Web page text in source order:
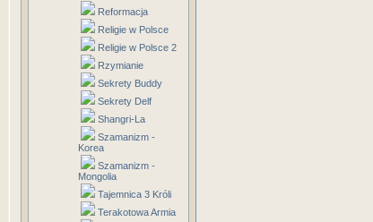
Reformacja
Religie w Polsce
Religie w Polsce 2
Rzymianie
Sekrety Buddy
Sekrety Delf
Shangri-La
Szamanizm -
Korea
Szamanizm -
Mongolia
Tajemnica 3 Króli
Terakotowa Armia